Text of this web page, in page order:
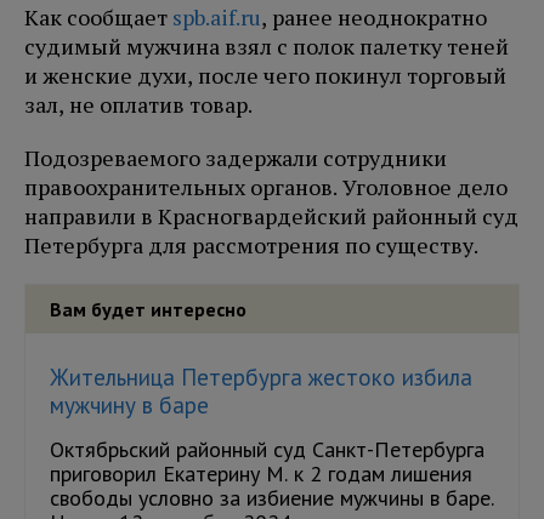
Как сообщает spb.aif.ru, ранее неоднократно
судимый мужчина взял с полок палетку теней
и женские духи, после чего покинул торговый
зал, не оплатив товар.
Подозреваемого задержали сотрудники
правоохранительных органов. Уголовное дело
направили в Красногвардейский районный суд
Петербурга для рассмотрения по существу.
Вам будет интересно
Жительница Петербурга жестоко избила
мужчину в баре
Октябрьский районный суд Санкт-Петербурга
приговорил Екатерину М. к 2 годам лишения
свободы условно за избиение мужчины в баре.